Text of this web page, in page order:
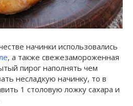
начинки использовались
, а также свежезамороженная
пирог наполнять чем
несладкую начинку, то в
1 столовую ложку сахара и